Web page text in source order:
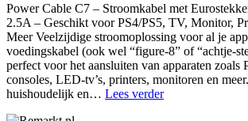
Power Cable C7 – Stroomkabel met
2.5A – Geschikt voor PS4/PS5, TV, Monitor,
Meer Veelzijdige stroomoplossing voor al je
voedingskabel (ook wel “figure-8” of “achtje-
perfect voor het aansluiten van apparaten zoals
consoles, LED-tv’s, printers, monitoren en
huishoudelijk en… Lees verderNotebook